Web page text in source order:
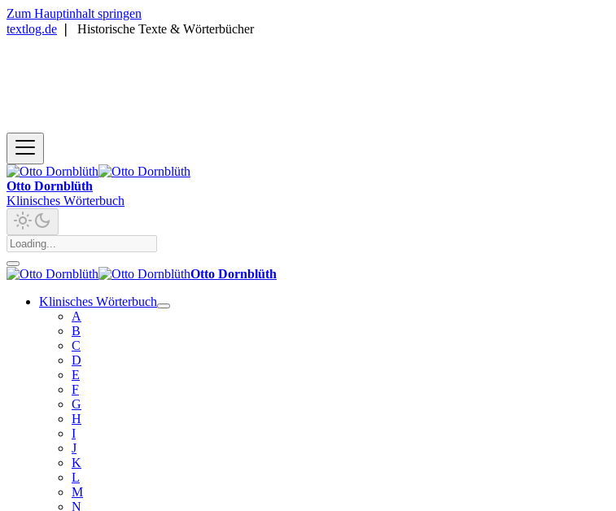
Zum Hauptinhalt springen
textlog.de
Historische Texte & Wörterbücher
Otto Dornblüth
Klinisches Wörterbuch
Otto Dornblüth
Klinisches Wörterbuch
A
B
C
D
E
F
G
H
I
J
K
L
M
N